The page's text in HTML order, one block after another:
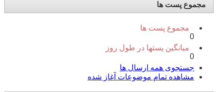
مجموع پست ها
مجموع پست ها
0
میانگین پستها در طول روز
0
جستجوی همه ارسال ها
مشاهده تمام موضوعات آغاز شده